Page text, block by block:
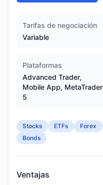
Tarifas de negociación
Variable
Plataformas
Advanced Trader,
Mobile App, MetaTrader
5
Stocks ETFs Forex
Bonds
Ventajas